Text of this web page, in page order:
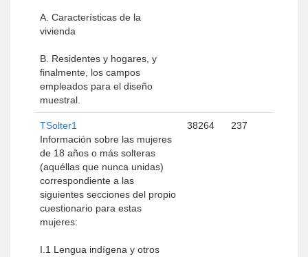
A. Características de la
vivienda
B. Residentes y hogares, y
finalmente, los campos
empleados para el diseño
muestral.
TSolter1
Información sobre las mujeres
de 18 años o más solteras
(aquéllas que nunca unidas)
correspondiente a las
siguientes secciones del propio
cuestionario para estas
mujeres:
I.1 Lengua indígena y otros
38264 237